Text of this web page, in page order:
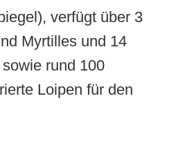
verfügt über 3
Myrtilles und 14
rund 100
Loipen für den